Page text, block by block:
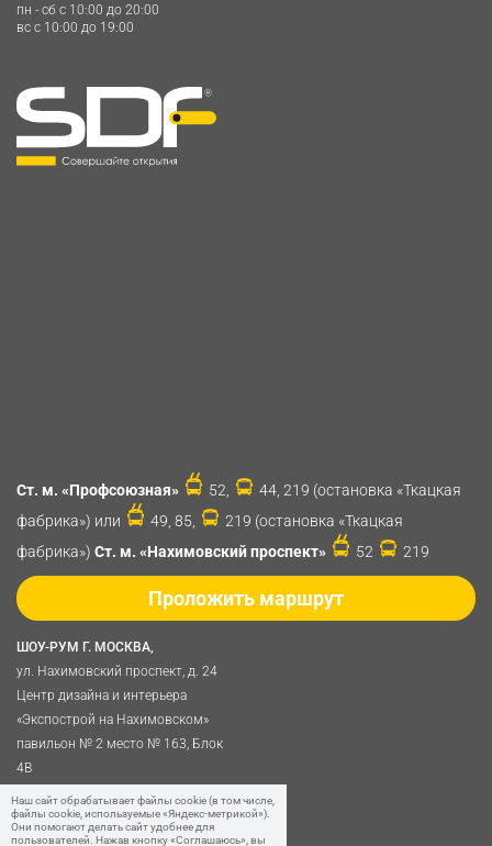
пн - сб c 10:00 до 20:00
вс c 10:00 до 19:00
ШОУ-РУМ Г. МОСКВА,
ул. Нахимовский проспект, д. 24
Центр дизайна и интерьера
«Экспострой на Нахимовском»
павильон № 2 место № 163, Блок
4B
Политика обработки
персональных данных
Ст. м. «Профсоюзная» 52,
44, 219 (остановка «Ткацкая
фабрика») или
49, 85,
219 (остановка «Ткацкая
фабрика») Ст. м. «Нахимовский проспект» 52 219
Проложить маршрут
Наш сайт обрабатывает файлы cookie (в том числе,
файлы cookie, используемые «Яндекс-метрикой»).
Они помогают делать сайт удобнее для
пользователей. Нажав кнопку «Соглашаюсь», вы